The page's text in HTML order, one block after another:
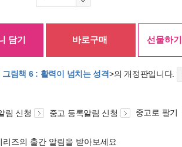
담기 바로구매 선물하기
림책 6 : 활력이 넘치는 성격>의 개정판입니다.
림 신청 중고 등록알림 신청 중고로 팔기
리즈의 출간 알림을 받아보세요